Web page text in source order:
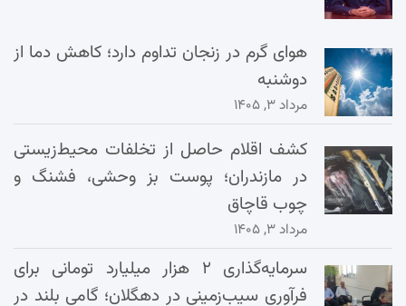
هوای گرم در زنجان تداوم دارد؛ کاهش دما از
دوشنبه
مرداد ۳, ۱۴۰۵
کشف اقلام حاصل از تخلفات محیط‌زیستی
در مازندران؛ پوست بز وحشی، فشنگ و
چوب قاچاق
مرداد ۳, ۱۴۰۵
سرمایه‌گذاری ۲ هزار میلیارد تومانی برای
فرآوری سیب‌زمینی در دهگلان؛ گامی بلند در